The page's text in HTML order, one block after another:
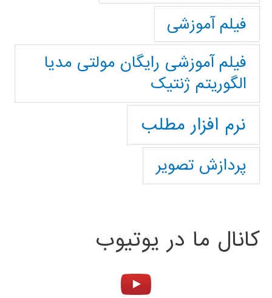
فیلم آموزشی
فیلم آموزشی رایگان مولتی مدیا
الگوریتم ژنتیک
نرم افزار مطلب
پردازش تصویر
کانال ما در یوتیوب